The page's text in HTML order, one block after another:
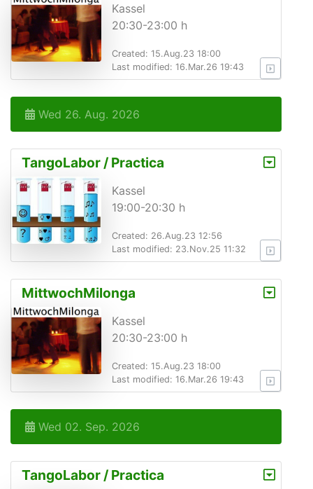
Kassel
20:30-23:00 h
Created: 15.Aug.23 18:00
Last modified: 16.Mar.26 19:43
Wed 26. Aug. 2026
TangoLabor / Practica
Kassel
19:00-20:30 h
Created: 26.Aug.23 12:56
Last modified: 23.Nov.25 11:32
MittwochMilonga
Kassel
20:30-23:00 h
Created: 15.Aug.23 18:00
Last modified: 16.Mar.26 19:43
Wed 02. Sep. 2026
TangoLabor / Practica